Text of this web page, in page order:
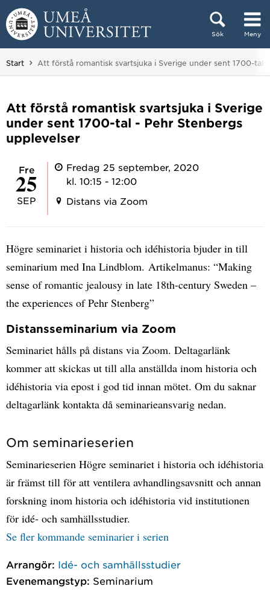
Hoppa direkt till innehållet
Sök Meny
Huvudmenyn dold.
Start Du är här:
Att förstå romantisk svartsjuka i Sverige under sent 1700-tal
Att förstå romantisk svartsjuka i Sverige
under sent 1700-tal - Pehr Stenbergs
upplevelser
fre
25
SEP
Fredag 25 september, 2020
kl. 10:15 - 12:00
Distans via Zoom
Högre seminariet i historia och idéhistoria bjuder in till
seminarium med Ina Lindblom. Artikelmanus: “Making
sense of romantic jealousy in late 18th-century Sweden –
the experiences of Pehr Stenberg”
Distansseminarium via Zoom
Seminariet hålls på distans via Zoom. Deltagarlänk
kommer att skickas ut till alla anställda inom historia och
idéhistoria via epost i god tid innan mötet. Om du saknar
deltagarlänk kontakta då seminarieansvarig nedan.
Om seminarieserien
Seminarieserien Högre seminariet i historia och idéhistoria
är främst till för att ventilera avhandlingsavsnitt och annan
forskning inom historia och idéhistoria vid institutionen
för idé- och samhällsstudier.
Se fler kommande seminarier i serien
Arrangör: Idé- och samhällsstudier
Evenemangstyp: Seminarium